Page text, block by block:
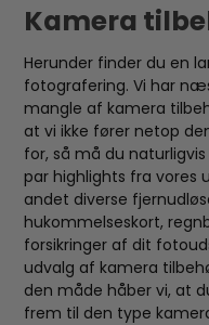
Kamera
Herunder finder du en
fotografering. Vi har
mangle af kamera
at vi ikke fører netop
for, så må du
par highlights fra vores
andet diverse
hukommelseskort,
forsikringer af dit
udvalg af kamera
den måde håber vi, at
frem til den type